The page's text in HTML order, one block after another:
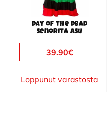
Day of the dead
senorita asu
39.90€
Loppunut varastosta
valinnat
tuotteen
sivulla.